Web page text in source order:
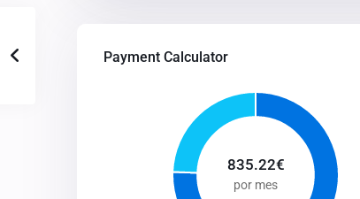
Payment Calculator
835.22€
por mes